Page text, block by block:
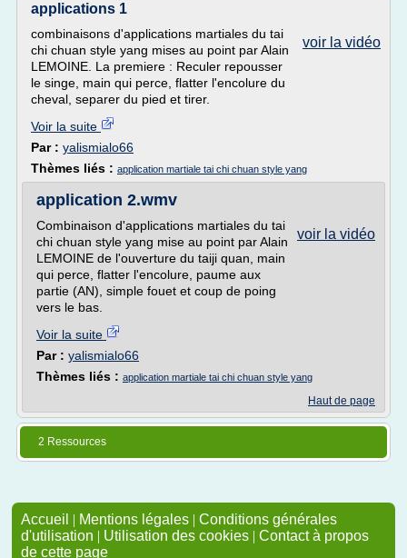
applications 1
voir la vidéo
combinaisons d'applications martiales du tai
chi chuan style yang mises au point par Alain
LEMOINE. La premiere : Reculer repousser
le singe, main qui perce, flatter l'encolure du
cheval, separer du pied et tirer.
Voir la suite
Par : yalismialo66
Thèmes liés : application martiale tai chi chuan style yang
application 2.wmv
voir la vidéo
Combinaison d'applications martiales du tai
chi chuan style yang mise au point par Alain
LEMOINE de l'ouverture du taiji quan, main
qui perce, flatter l'encolure, paume aux
partie (AN), simple fouet et coup de poing
vers le bas.
Voir la suite
Par : yalismialo66
Thèmes liés : application martiale tai chi chuan style yang
Haut de page
2 Ressources
Accueil | Mentions légales | Conditions générales
d'utilisation | Utilisation des cookies | Contact à propos
de cette page